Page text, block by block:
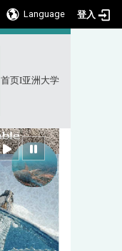
Language 登入
首页I亚洲大学